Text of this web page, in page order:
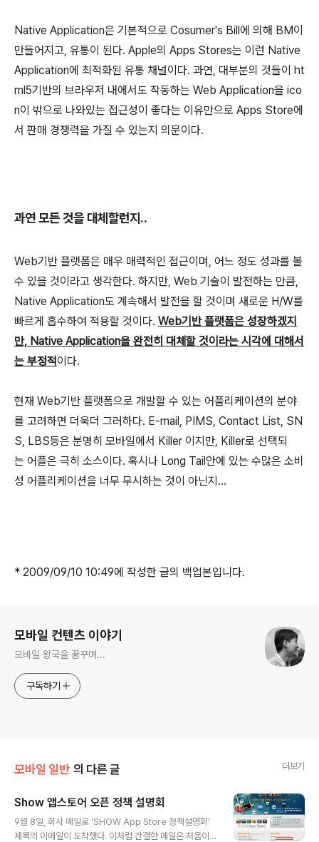
Native Application은 기본적으로 Cosumer's Bill에 의해 BM이
만들어지고, 유통이 된다. Apple의 Apps Stores는 이런 Native
Application에 최적화된 유통 채널이다. 과연, 대부분의 것들이 ht
ml5기반의 브라우저 내에서도 작동하는 Web Application을 ico
n이 밖으로 나와있는 접근성이 좋다는 이유만으로 Apps Store에
서 판매 경쟁력을 가질 수 있는지 의문이다.
과연 모든 것을 대체할런지..
Web기반 플랫폼은 매우 매력적인 접근이며, 어느 정도 성과를 볼
수 있을 것이라고 생각한다. 하지만, Web 기술이 발전하는 만큼,
Native Application도 계속해서 발전을 할 것이며 새로운 H/W를
빠르게 흡수하여 적용할 것이다. Web기반 플랫폼은 성장하겠지
만, Native Application을 완전히 대체할 것이라는 시각에 대해서
는 부정적이다.
현재 Web기반 플랫폼으로 개발할 수 있는 어플리케이션의 분야
를 고려하면 더욱더 그러하다. E-mail, PIMS, Contact List, SN
S, LBS등은 분명히 모바일에서 Killer 이지만, Killer로 선택되
는 어플은 극히 소스이다. 혹시나 Long Tail안에 있는 수많은 소비
성 어플리케이션을 너무 무시하는 것이 아닌지...
* 2009/09/10 10:49에 작성한 글의 백업본입니다.
모바일 컨텐츠 이야기
모바일 왕국을 꿈꾸며...
구독하기
모바일 일반 의 다른 글 더보기
Show 앱스토어 오픈 정책 설명회
9월 8일, 회사 메일로 'SHOW App Store 정책설명회'
제목의 이메일이 도착했다. 이처럼 간결한 메일은 처음이